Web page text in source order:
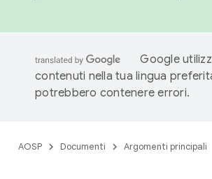
Google
contenuti nella tua lingua
potrebbero contenere errori.
AOSP Documenti Argomenti principali